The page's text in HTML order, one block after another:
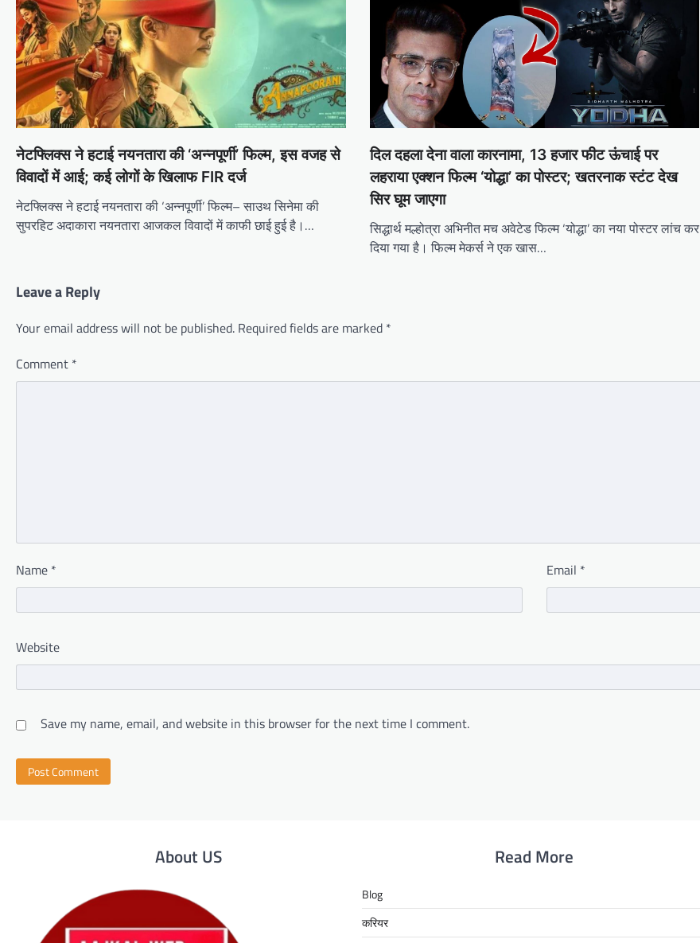
नेटफ्लिक्स ने हटाई नयनतारा की ‘अन्‍नपूर्णी’ फिल्म, इस वजह से
विवादों में आई; कई लोगों के खिलाफ FIR दर्ज
नेटफ्लिक्स ने हटाई नयनतारा की ‘अन्‍नपूर्णी’ फिल्म– साउथ सिनेमा की
सुपरहिट अदाकारा नयनतारा आजकल विवादों में काफी छाई हुई है।…
दिल दहला देना वाला कारनामा, 13 हजार फीट ऊंचाई पर
लहराया एक्शन फिल्म ‘योद्धा’ का पोस्टर; खतरनाक स्टंट देख
सिर घूम जाएगा
सिद्धार्थ मल्होत्रा अभिनीत मच अवेटेड फिल्म ‘योद्धा’ का नया पोस्टर लांच कर
दिया गया है। फिल्म मेकर्स ने एक खास…
Leave a Reply
Your email address will not be published. Required fields are marked *
Comment *
Name * Email *
Website
Save my name, email, and website in this browser for the next time I comment.
About US Read More
Blog
करियर